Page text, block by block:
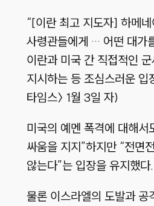
“[이란 최고 지도자] 하메
사령관들에게 … 어떤 대가
이란과 미국 간 직접적인
지시하는 등 조심스러운 입
타임스〉 1월 3일 자)
미국의 예멘 폭격에 대해서
싸움을 지지”하지만 “전면
않는다”는 입장을 유지했다.
물론 이스라엘의 도발과 공